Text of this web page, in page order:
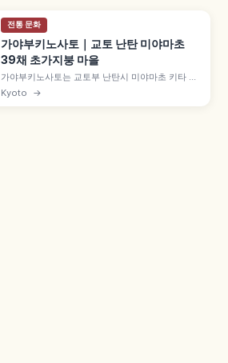
전통 문화
가야부키노사토｜교토 난탄 미야마초
39채 초가지붕 마을
가야부키노사토는 교토부 난탄시 미야마초 키타 집
락에 자리한 초가지붕 마을로, 약 50채 중 39채가
초가지붕 민가입니다. 에도시대 중기 건물도 남은
Kyoto →